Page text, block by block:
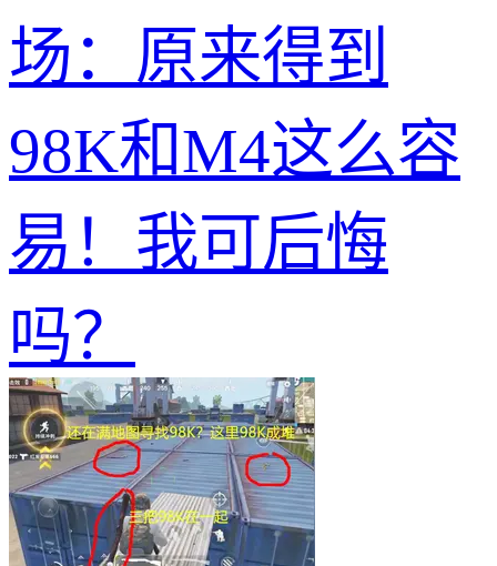
场：原来得到
98K和M4这么容
易！我可后悔
吗？